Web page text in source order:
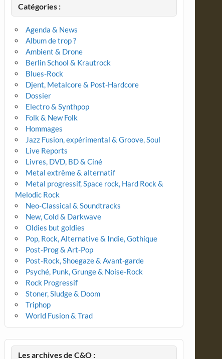
Catégories :
Agenda & News
Album de trop ?
Ambient & Drone
Berlin School & Krautrock
Blues-Rock
Djent, Metalcore & Post-Hardcore
Dossier
Electro & Synthpop
Folk & New Folk
Hommages
Jazz Fusion, expérimental & Groove, Soul
Live Reports
Livres, DVD, BD & Ciné
Metal extrême & alternatif
Metal progressif, Space rock, Hard Rock &
Melodic Rock
Neo-Classical & Soundtracks
New, Cold & Darkwave
Oldies but goldies
Pop, Rock, Alternative & Indie, Gothique
Post-Prog & Art-Pop
Post-Rock, Shoegaze & Avant-garde
Psyché, Punk, Grunge & Noise-Rock
Rock Progressif
Stoner, Sludge & Doom
Triphop
World Fusion & Trad
Les archives de C&O :